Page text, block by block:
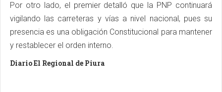
Por otro lado, el premier detalló que la PNP continuará
vigilando las carreteras y vías a nivel nacional, pues su
presencia es una obligación Constitucional para mantener
y restablecer el orden interno.
Diario El Regional de Piura